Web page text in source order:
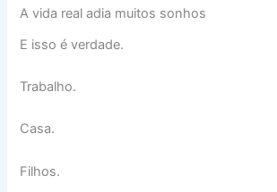
A vida real adia muitos sonhos
E isso é verdade.
Trabalho.
Casa.
Filhos.